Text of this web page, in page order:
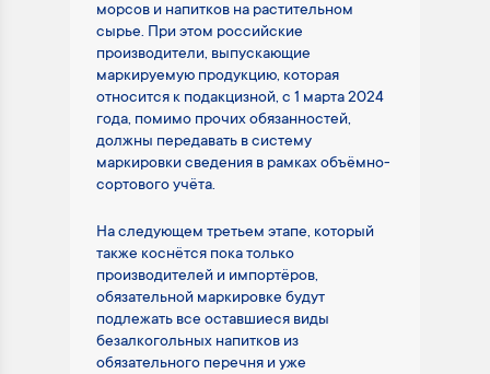
морсов и напитков на растительном
сырье. При этом российские
производители, выпускающие
маркируемую продукцию, которая
относится к подакцизной, с 1 марта 2024
года, помимо прочих обязанностей,
должны передавать в систему
маркировки сведения в рамках объёмно-
сортового учёта.
На следующем третьем этапе, который
также коснётся пока только
производителей и импортёров,
обязательной маркировке будут
подлежать все оставшиеся виды
безалкогольных напитков из
обязательного перечня и уже